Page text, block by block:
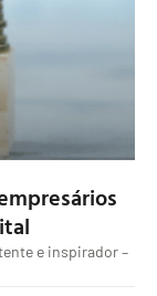
e inspirador –